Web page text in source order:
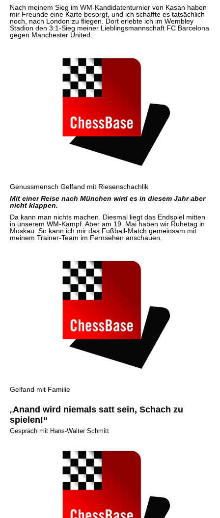
Nach meinem Sieg im WM-Kandidatenturnier von Kasan haben
mir Freunde eine Karte besorgt, und ich schaffte es tatsächlich
noch, nach London zu fliegen. Dort erlebte ich im Wembley
Stadion den 3:1-Sieg meiner Lieblingsmannschaft FC Barcelona
gegen Manchester United.
Genussmensch Gelfand mit Riesenschachlik
Mit einer Reise nach München wird es in diesem Jahr aber
nicht klappen.
Da kann man nichts machen. Diesmal liegt das Endspiel mitten
in unserem WM-Kampf. Aber am 19. Mai haben wir Ruhetag in
Moskau. So kann ich mir das Fußball-Match gemeinsam mit
meinem Trainer-Team im Fernsehen anschauen.
Gelfand mit Familie
„Anand wird niemals satt sein, Schach zu
spielen!“
Gespräch mit Hans-Walter Schmitt